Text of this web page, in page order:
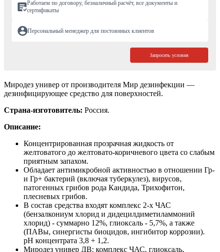
Работаем по договору, безналичный расчёт, все документы и
сертификаты
Персональный менеджер для постоянных клиентов
Запросить условия
Миродез универ от производителя Мир дезинфекции —
дезинфицирующее средство для поверхностей.
Страна-изготовитель: Россия.
Описание:
Концентрированная прозрачная жидкость от
желтоватого до желтовато-коричневого цвета со слабым
приятным запахом.
Обладает антимикробной активностью в отношении Гр-
и Гр+ бактерий (включая туберкулез), вирусов,
патогенных грибов рода Кандида, Трихофитон,
плесневых грибов.
В состав средства входят комплекс 2-х ЧАС
(бензалкониум хлорид и дидецилдиметиламмоний
хлорид) - суммарно 12%, глиоксаль - 5,7%, а также
(ПАВы, синергисты биоцидов, ингибитор коррозии).
pH концентрата 3,8 + 1,2.
Миродез универ ДВ: комплекс ЧАС, глиоксаль,